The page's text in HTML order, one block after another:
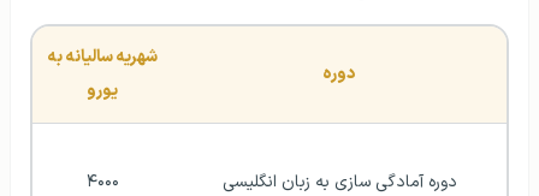
دوره
یورو
دوره آمادگی سازی به زبان انگلیسی ۴۰۰۰